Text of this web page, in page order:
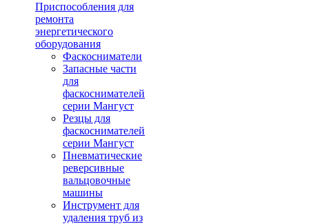
Приспособления для
ремонта
энергетического
оборудования
Фаскосниматели
Запасные части
для
фаскоснимателей
серии Мангуст
Резцы для
фаскоснимателей
серии Мангуст
Пневматические
реверсивные
вальцовочные
машины
Инструмент для
удаления труб из